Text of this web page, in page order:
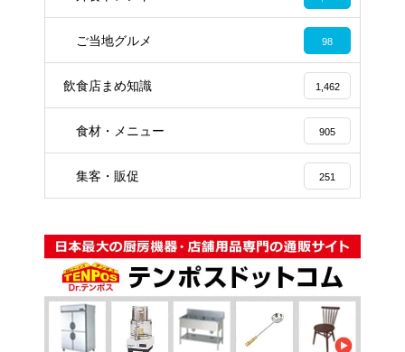
ご当地グルメ 98
飲食店まめ知識 1,462
食材・メニュー 905
集客・販促 251